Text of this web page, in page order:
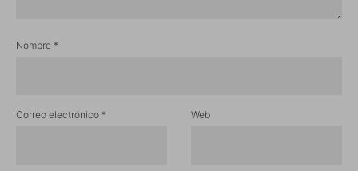
Nombre *
Correo electrónico * Web